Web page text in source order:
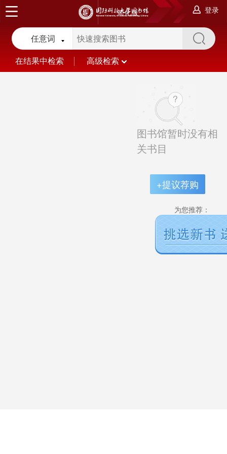
登录
简化版
任意词
在结果中检索
高级检索
图书馆暂时没有相
关书目
+提议荐购
为您推荐：